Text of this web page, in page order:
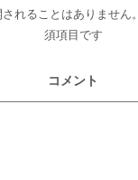
れることはありません。
須項目です
コメント